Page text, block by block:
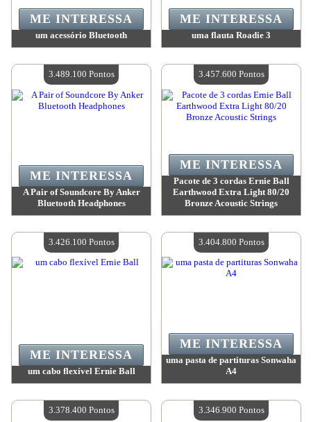
um acessório Bluetooth
Quantidade disponível:4
ME INTERESSA
uma flauta Roadie 3
Quantidade disponível:4
ME INTERESSA
A Pair of Soundcore By Anker
Bluetooth Headphones
Quantidade disponível:4
ME INTERESSA
3.489.100 Pontos
Pacote de 3 cordas Ernie Ball
Earthwood Extra Light 80/20
Bronze Acoustic Strings
Quantidade disponível:4
ME INTERESSA
3.457.600 Pontos
um cabo flexível Ernie Ball
Quantidade disponível:4
ME INTERESSA
3.426.100 Pontos
uma pasta de partituras Sonwaha
A4
Quantidade disponível:4
ME INTERESSA
3.404.800 Pontos
3.378.400 Pontos 3.346.900 Pontos